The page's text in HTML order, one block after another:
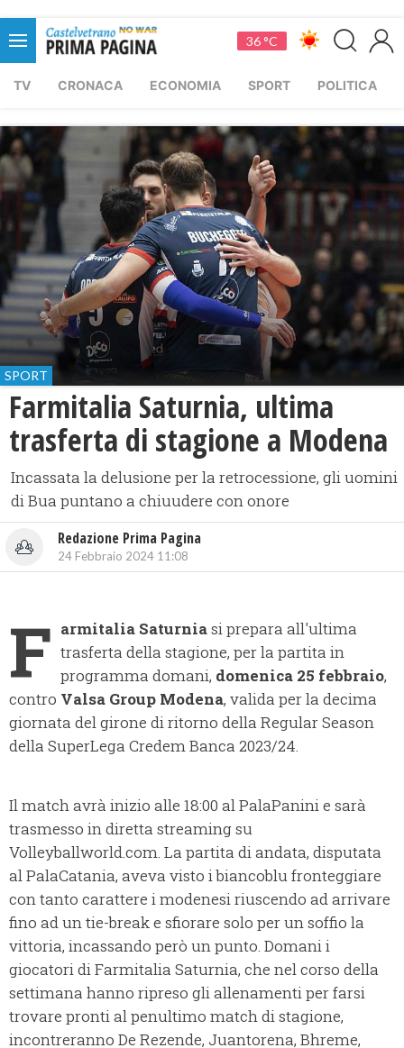
36 °C
TV CRONACA ECONOMIA SPORT POLITICA
SPORT
​Farmitalia Saturnia, ultima
trasferta di stagione a Modena
Incassata la delusione per la retrocessione, gli uomini
di Bua puntano a chiuudere con onore
Redazione Prima Pagina
24 Febbraio 2024 11:08
F armitalia Saturniasi prepara all'ultima
trasferta della stagione, per la partita in
programma domani, domenica 25 febbraio,
contro Valsa Group Modena, valida per la decima
giornata del girone di ritorno della Regular Season
della SuperLega Credem Banca 2023/24.
Il match avrà inizio alle 18:00 al PalaPanini e sarà
trasmesso in diretta streaming su
Volleyballworld.com. La partita di andata, disputata
al PalaCatania, aveva visto i biancoblu fronteggiare
con tanto carattere i modenesi riuscendo ad arrivare
fino ad un tie-break e sfiorare solo per un soffio la
vittoria, incassando però un punto. Domani i
giocatori di Farmitalia Saturnia, che nel corso della
settimana hanno ripreso gli allenamenti per farsi
trovare pronti al penultimo match di stagione,
incontreranno De Rezende, Juantorena, Bhreme,